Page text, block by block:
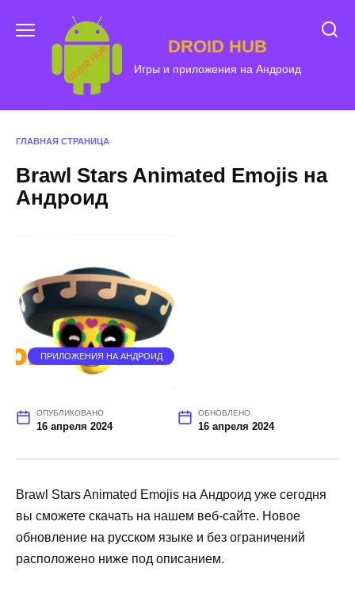
содержанию
DROID HUB
Игры и приложения на Андроид
ГЛАВНАЯ СТРАНИЦА
Brawl Stars Animated Emojis на
Андроид
ПРИЛОЖЕНИЯ НА АНДРОИД
ОПУБЛИКОВАНО
16 апреля 2024
ОБНОВЛЕНО
16 апреля 2024
Brawl Stars Animated Emojis на Андроид уже сегодня
вы сможете скачать на нашем веб-сайте. Новое
обновление на русском языке и без ограничений
расположено ниже под описанием.